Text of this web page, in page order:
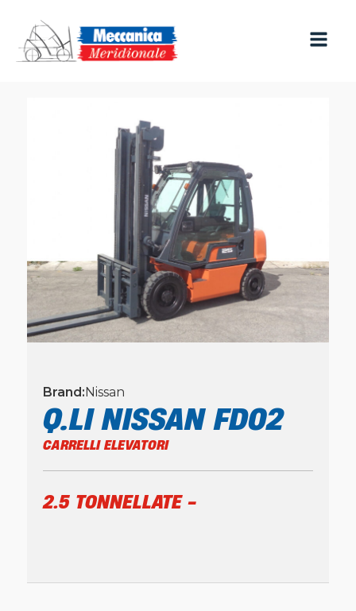
Brand:Nissan
Q.LI NISSAN FD02
CARRELLI ELEVATORI
2.5 TONNELLATE-